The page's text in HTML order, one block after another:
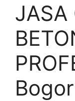
JASA
Bogor